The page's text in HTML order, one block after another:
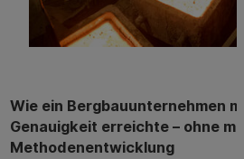
Wie ein Bergbauunternehmen
Genauigkeit erreichte – ohne
Methodenentwicklung